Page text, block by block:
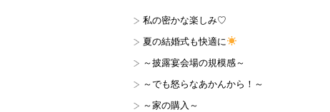
私の密かな楽しみ♡
夏の結婚式も快適に
～披露宴会場の規模感～
～でも怒らなあかんから！～
～家の購入～